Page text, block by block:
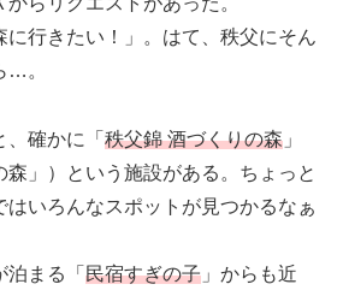
に行きたい！」。はて、秩父にそん
…。
確かに「 秩父錦 酒づくりの森 」
森」）という施設がある。ちょっと
いろんなスポットが見つかるなぁ
まる「 民宿すぎの子 」からも近